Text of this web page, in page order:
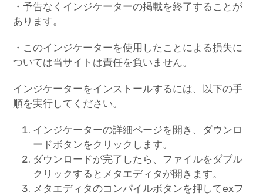
・予告なくインジケーターの掲載を終了することが
あります。
・このインジケーターを使用したことによる損失に
ついては当サイトは責任を負いません。
インジケーターをインストールするには、以下の手
順を実行してください。
インジケーターの詳細ページを開き、ダウンロ
ードボタンをクリックします。
ダウンロードが完了したら、ファイルをダブル
クリックするとメタエディタが開きます。
メタエディタのコンパイルボタンを押してexフ